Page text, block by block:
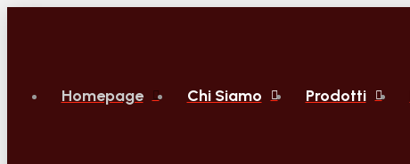
Homepage Chi Siamo Prodotti